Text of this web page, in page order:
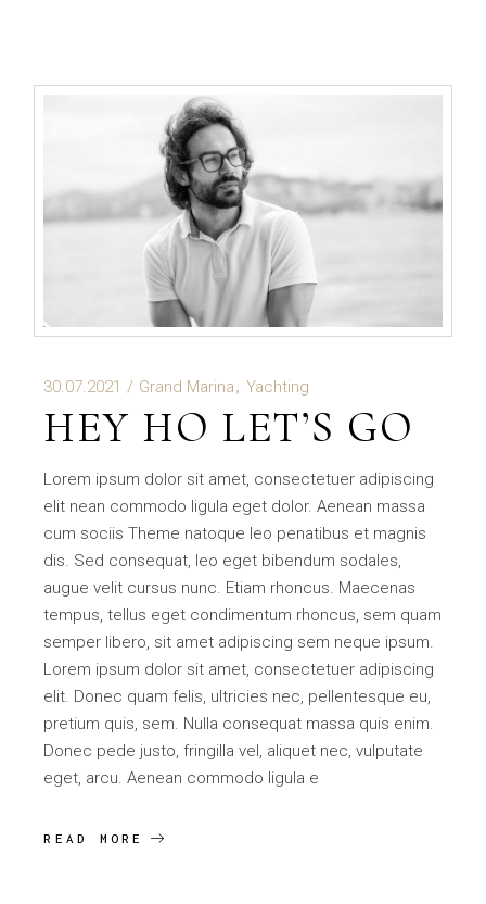
30.07.2021 Grand Marina Yachting
HEY HO LET’S GO
Lorem ipsum dolor sit amet, consectetuer adipiscing
elit nean commodo ligula eget dolor. Aenean massa
cum sociis Theme natoque leo penatibus et magnis
dis. Sed consequat, leo eget bibendum sodales,
augue velit cursus nunc. Etiam rhoncus. Maecenas
tempus, tellus eget condimentum rhoncus, sem quam
semper libero, sit amet adipiscing sem neque ipsum.
Lorem ipsum dolor sit amet, consectetuer adipiscing
elit. Donec quam felis, ultricies nec, pellentesque eu,
pretium quis, sem. Nulla consequat massa quis enim.
Donec pede justo, fringilla vel, aliquet nec, vulputate
eget, arcu. Aenean commodo ligula e
READ MORE